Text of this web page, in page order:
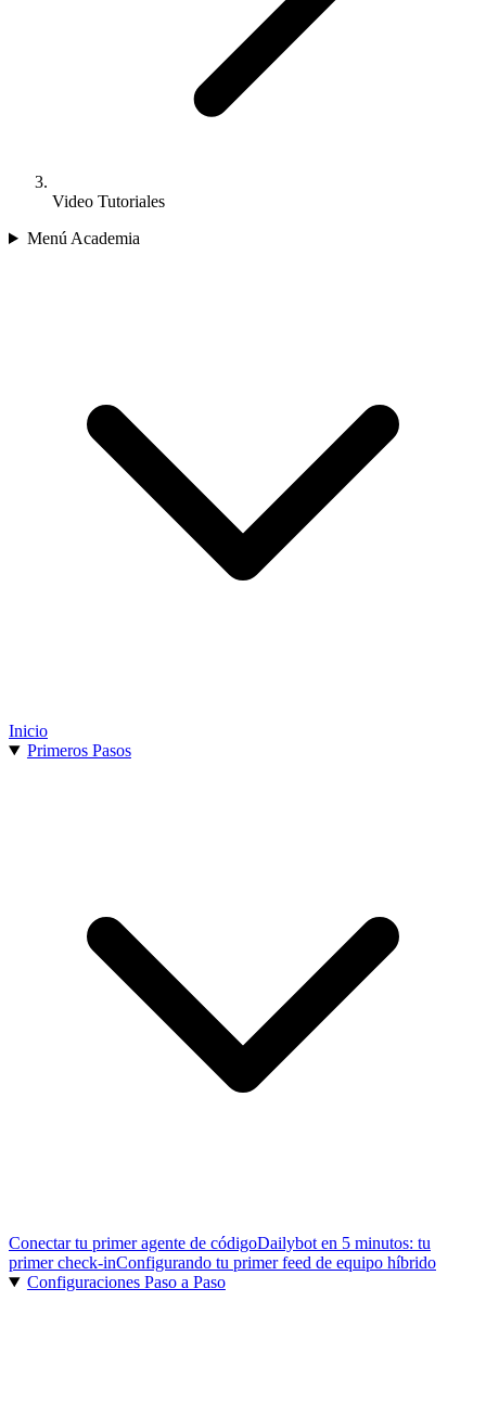
Video Tutoriales
Menú Academia
Inicio
Primeros Pasos
Conectar tu primer agente de códigoDailybot en 5 minutos: tu
primer check-inConfigurando tu primer feed de equipo híbrido
Configuraciones Paso a Paso